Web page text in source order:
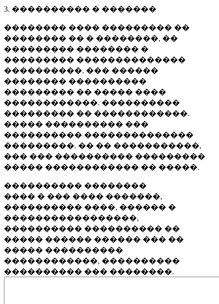
3. ���������� � �������
�������� ���� ��������� ��
�������� �� � ��������, ��
��������� �������� �
��������� ��������������
����������. ��� ������
�������� ����������
��������� �� ����� ����
������������. ����������
��������� �� ������������.
����� ���������� ���
���������� ��������������
���������. �� �� �����������,
��� ��� ���������� ���������
����� ������������ �� �����.
���������� ��������
���� � ��� ���� �������,
���������� ����, ������ �
�����������������,
���������� ���������� ��
����� ������ ������ ��� ��
����� ����������
������������, ����������
���������� ��� ��������.